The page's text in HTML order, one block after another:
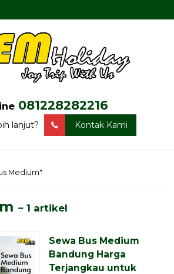
081228282216
lanjut? Kontak Kami
Medium"
~ 1 artikel
Sewa Bus Medium
Bandung Harga
Terjangkau untuk